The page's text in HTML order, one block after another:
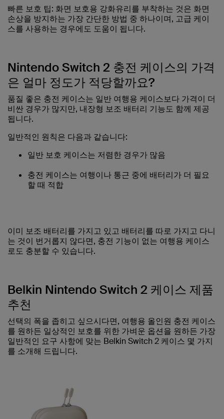
빠른 보호 팁: 화면 보호용 강화유리를 부착하는 것은 화면
손상을 방지하는 가장 간단한 방법 중 하나이며, 고급 케이
스를 사용하는 경우에도 도움이 됩니다.
Nintendo Switch 2 충전 케이스의 가격
은 얼마 정도가 적당할까요?
품질 좋은 충전 케이스는 일반 여행용 케이스보다 가격이 더
비싼 경우가 많지만, 내장형 보조 배터리 기능도 함께 제공
됩니다.
일반적인 원칙은 다음과 같습니다:
일반 보호 케이스는 저렴한 경우가 많음
충전 케이스는 여행이나 통근 중에 배터리가 더 필요
할 때 적합
이미 보조 배터리를 가지고 있고 배터리를 따로 가지고 다니
는 것이 번거롭지 않다면, 충전 기능이 없는 여행용 케이스
로도 충분할 수 있습니다.
Belkin Nintendo Switch 2 케이스 제품
추천
선택의 폭을 좁히고 싶으시다면, 여행용 올인원 충전 케이스
를 원하든 일상적인 보호를 위한 가벼운 옵션을 원하든 가장
일반적인 요구 사항에 맞는 Belkin Switch 2 케이스 몇 가지
를 소개해 드립니다.